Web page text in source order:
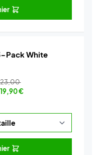
Pack White
23,00
19,90€